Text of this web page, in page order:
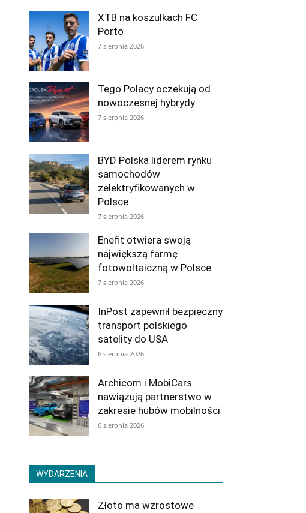
XTB na koszulkach FC
Porto
7 sierpnia 2026
Tego Polacy oczekują od
nowoczesnej hybrydy
7 sierpnia 2026
BYD Polska liderem rynku
samochodów
zelektryfikowanych w
Polsce
7 sierpnia 2026
Enefit otwiera swoją
największą farmę
fotowoltaiczną w Polsce
7 sierpnia 2026
InPost zapewnił bezpieczny
transport polskiego
satelity do USA
6 sierpnia 2026
Archicom i MobiCars
nawiązują partnerstwo w
zakresie hubów mobilności
6 sierpnia 2026
WYDARZENIA
Złoto ma wzrostowe